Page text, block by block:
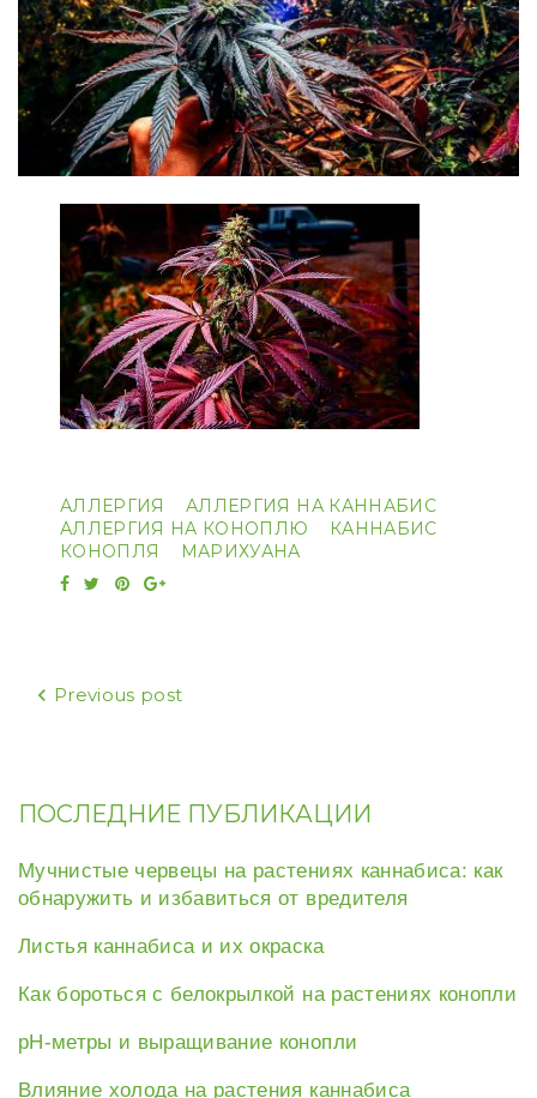
АЛЛЕРГИЯ
АЛЛЕРГИЯ НА КАННАБИС
АЛЛЕРГИЯ НА КОНОПЛЮ
КАННАБИС
КОНОПЛЯ
МАРИХУАНА
Facebook
TwitterPinterestGoogle+
Навигация
Previous post
ПОСЛЕДНИЕ ПУБЛИКАЦИИ
Мучнистые червецы на растениях каннабиса: как
обнаружить и избавиться от вредителя
Листья каннабиса и их окраска
Как бороться с белокрылкой на растениях конопли
рН-метры и выращивание конопли
Влияние холода на растения каннабиса